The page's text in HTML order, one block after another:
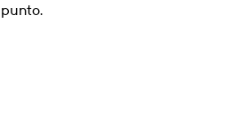
punto.